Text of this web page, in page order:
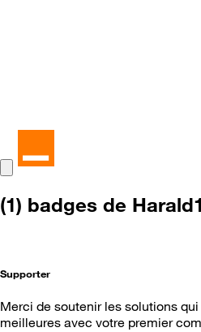
(1) badges de
Supporter
Merci de soutenir les solutions
meilleures avec votre premier